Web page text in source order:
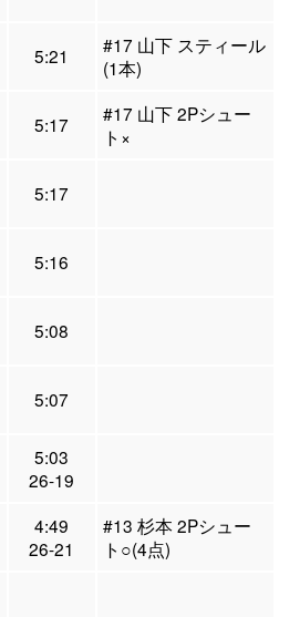
5:21
#17 山下 スティール
(1本)
5:17
#17 山下 2Pシュー
ト×
5:17
5:16
5:08
5:07
5:03
26-19
4:49
26-21
#13 杉本 2Pシュー
ト○(4点)